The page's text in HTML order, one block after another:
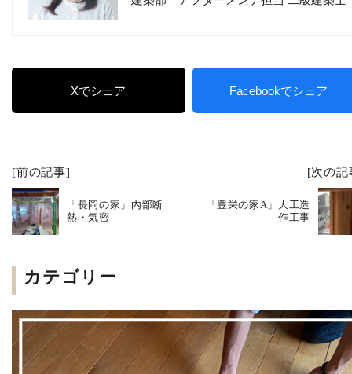
Xでシェア Facebookでシェア
[前の記事]
「長岡の家」内部断
熱・気密
[次の記
「豊栄の家A」大工造
作工事
カテゴリー